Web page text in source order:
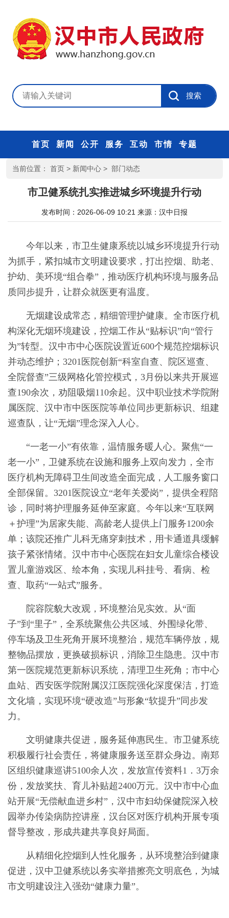
首页 新闻 公开 服务 互动 市情 专题
当前位置： 首页 > 新闻中心 > 部门动态
市卫健系统扎实推进城乡环境提升行动
发布时间：2026-06-09 10:21 来源： 汉中日报
今年以来，市卫生健康系统以城乡环境提升行动
为抓手，紧扣城市文明建设要求，打出控烟、助老、
护幼、美环境“组合拳”，推动医疗机构环境与服务品
质同步提升，让群众就医更有温度。
无烟建设成常态，精细管理护健康。全市医疗机
构深化无烟环境建设，控烟工作从“贴标识”向“管行
为”转型。汉中市中心医院设置近600个规范控烟标识
并动态维护；3201医院创新“科室自查、院区巡查、
全院督查”三级网格化管控模式，3月份以来共开展巡
查190余次，劝阻吸烟110余起。汉中职业技术学院附
属医院、汉中市中医医院等单位同步更新标识、组建
巡查队，让“无烟”理念深入人心。
“一老一小”有依靠，温情服务暖人心。聚焦“一
老一小”，卫健系统在设施和服务上双向发力，全市
医疗机构无障碍卫生间改造全面完成，人工服务窗口
全部保留。3201医院设立“老年关爱岗”，提供全程陪
诊，同时将护理服务延伸至家庭。今年以来“互联网
＋护理”为居家失能、高龄老人提供上门服务1200余
单；该院还推广儿科无痛穿刺技术，用卡通道具缓解
孩子紧张情绪。汉中市中心医院在妇女儿童综合楼设
置儿童游戏区、绘本角，实现儿科挂号、看病、检
查、取药“一站式”服务。
院容院貌大改观，环境整治见实效。从“面
子”到“里子”，全系统聚焦公共区域、外围绿化带、
停车场及卫生死角开展环境整治，规范车辆停放，规
整物品摆放，更换破损标识，消除卫生隐患。汉中市
第一医院规范更新标识系统，清理卫生死角；市中心
血站、西安医学院附属汉江医院强化深度保洁，打造
文化墙，实现环境“硬改造”与形象“软提升”同步发
力。
文明健康共促进，服务延伸惠民生。市卫健系统
积极履行社会责任，将健康服务送至群众身边。南郑
区组织健康巡讲5100余人次，发放宣传资料1．3万余
份，发放奖扶、育儿补贴超2400万元。汉中市中心血
站开展“无偿献血进乡村”，汉中市妇幼保健院深入校
园举办传染病防控讲座，汉台区对医疗机构开展专项
督导整改，形成共建共享良好局面。
从精细化控烟到人性化服务，从环境整治到健康
促进，汉中卫健系统以务实举措擦亮文明底色，为城
市文明建设注入强劲“健康力量”。